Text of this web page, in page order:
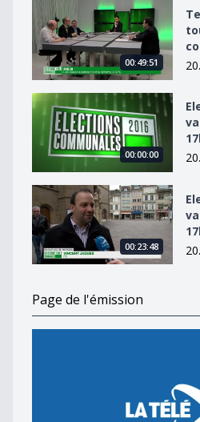
Temps forts du 2ème tour
00:49:51
Elections communales
00:00:00
Elections communales
00:23:48
Page de l'émission